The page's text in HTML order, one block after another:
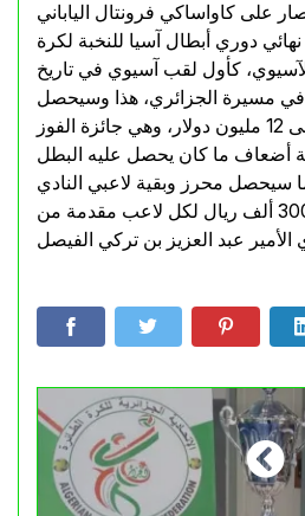
على كاواساكي فرونتال الياباني
دوري أبطال آسيا للنخبة لكرة
الآسيوي، كأول لقب آسيوي في تاريخ
النادي، والتتويج رقم 14 في مسيرة الجزائري، هذا وسيحصل
الأهلي السعودي على 12 مليون دولار، وهي جائزة الفوز
أضعاف ما كان يحصل عليه البطل
سيحصل محرز وبقية لاعبي النادي
على مكافأة تصل إلى 300 ألف ريال لكل لاعب مقدمة من